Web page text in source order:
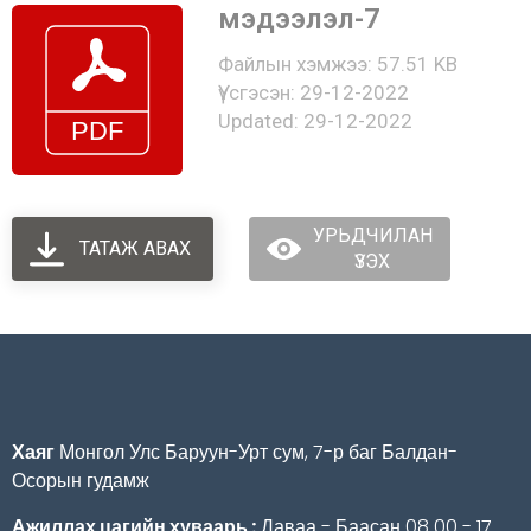
мэдээлэл-7
Файлын хэмжээ: 57.51 KB
Үүсгэсэн: 29-12-2022
Updated: 29-12-2022
ТАТАЖ АВАХ
УРЬДЧИЛАН
ҮЗЭХ
Хаяг Монгол Улс Баруун-Урт сум, 7-р баг Балдан-
Осорын гудамж